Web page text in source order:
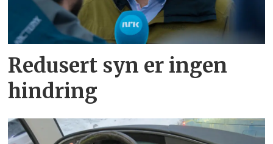
Redusert syn er ingen
hindring